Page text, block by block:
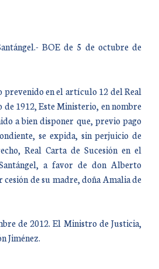
BOE de 5 de octubre de
prevenido en el artículo 12 del Real
de 1912, Este Ministerio, en nombre
a bien disponer que, previo pago
se expida, sin perjuicio de
Real Carta de Sucesión en el
a favor de don Alberto
de su madre, doña Amalia de
de 2012. El Ministro de Justicia,
Jiménez.